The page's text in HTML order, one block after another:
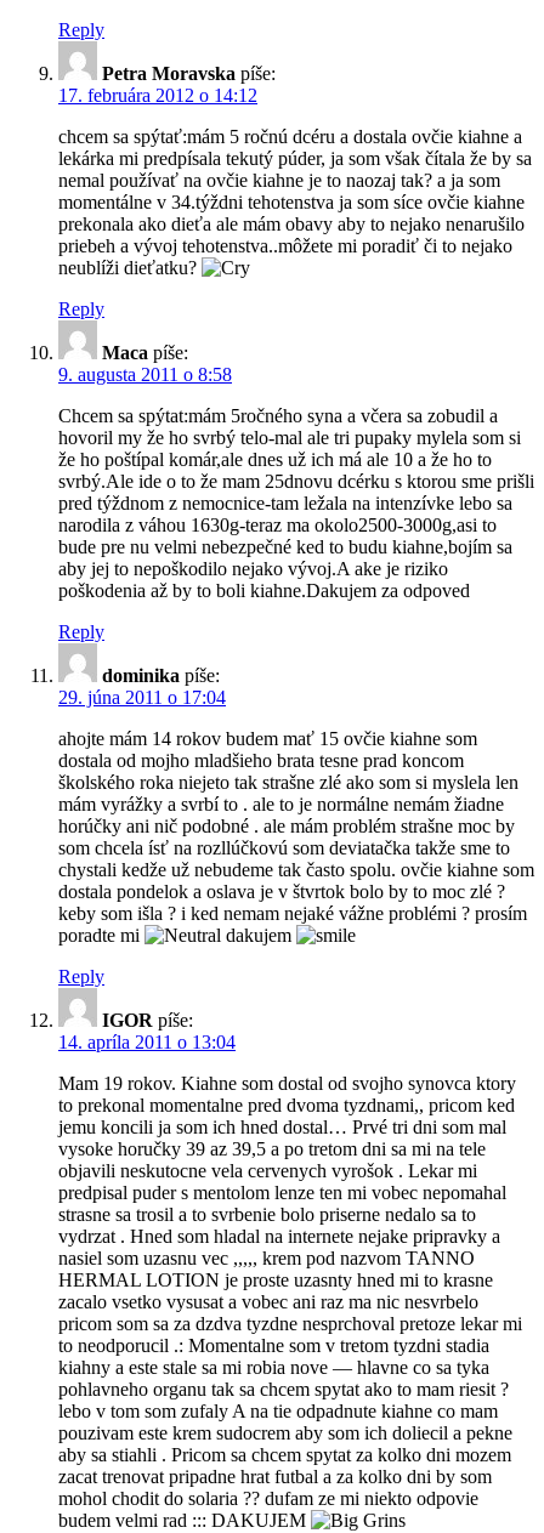
Reply
Petra Moravska píše:
17. februára 2012 o 14:12
chcem sa spýtať:mám 5 ročnú dcéru a dostala ovčie kiahne a
lekárka mi predpísala tekutý púder, ja som však čítala že by sa
nemal používať na ovčie kiahne je to naozaj tak? a ja som
momentálne v 34.týždni tehotenstva ja som síce ovčie kiahne
prekonala ako dieťa ale mám obavy aby to nejako nenarušilo
priebeh a vývoj tehotenstva..môžete mi poradiť či to nejako
neublíži dieťatku?
Reply
Maca píše:
9. augusta 2011 o 8:58
Chcem sa spýtat:mám 5ročného syna a včera sa zobudil a
hovoril my že ho svrbý telo-mal ale tri pupaky mylela som si
že ho poštípal komár,ale dnes už ich má ale 10 a že ho to
svrbý.Ale ide o to že mam 25dnovu dcérku s ktorou sme prišli
pred týždnom z nemocnice-tam ležala na intenzívke lebo sa
narodila z váhou 1630g-teraz ma okolo2500-3000g,asi to
bude pre nu velmi nebezpečné ked to budu kiahne,bojím sa
aby jej to nepoškodilo nejako vývoj.A ake je riziko
poškodenia až by to boli kiahne.Dakujem za odpoved
Reply
dominika píše:
29. júna 2011 o 17:04
ahojte mám 14 rokov budem mať 15 ovčie kiahne som
dostala od mojho mladšieho brata tesne prad koncom
školského roka niejeto tak strašne zlé ako som si myslela len
mám vyrážky a svrbí to . ale to je normálne nemám žiadne
horúčky ani nič podobné . ale mám problém strašne moc by
som chcela ísť na rozllúčkovú som deviatačka takže sme to
chystali kedže už nebudeme tak často spolu. ovčie kiahne som
dostala pondelok a oslava je v štvrtok bolo by to moc zlé ?
keby som išla ? i ked nemam nejaké vážne problémi ? prosím
poradte mi
dakujem
Reply
IGOR píše:
14. apríla 2011 o 13:04
Mam 19 rokov. Kiahne som dostal od svojho synovca ktory
to prekonal momentalne pred dvoma tyzdnami,, pricom ked
jemu koncili ja som ich hned dostal… Prvé tri dni som mal
vysoke horučky 39 az 39,5 a po tretom dni sa mi na tele
objavili neskutocne vela cervenych vyrošok . Lekar mi
predpisal puder s mentolom lenze ten mi vobec nepomahal
strasne sa trosil a to svrbenie bolo priserne nedalo sa to
vydrzat . Hned som hladal na internete nejake pripravky a
nasiel som uzasnu vec ,,,,, krem pod nazvom TANNO
HERMAL LOTION je proste uzasnty hned mi to krasne
zacalo vsetko vysusat a vobec ani raz ma nic nesvrbelo
pricom som sa za dzdva tyzdne nesprchoval pretoze lekar mi
to neodporucil .: Momentalne som v tretom tyzdni stadia
kiahny a este stale sa mi robia nove — hlavne co sa tyka
pohlavneho organu tak sa chcem spytat ako to mam riesit ?
lebo v tom som zufaly A na tie odpadnute kiahne co mam
pouzivam este krem sudocrem aby som ich doliecil a pekne
aby sa stiahli . Pricom sa chcem spytat za kolko dni mozem
zacat trenovat pripadne hrat futbal a za kolko dni by som
mohol chodit do solaria ?? dufam ze mi niekto odpovie
budem velmi rad ::: DAKUJEM